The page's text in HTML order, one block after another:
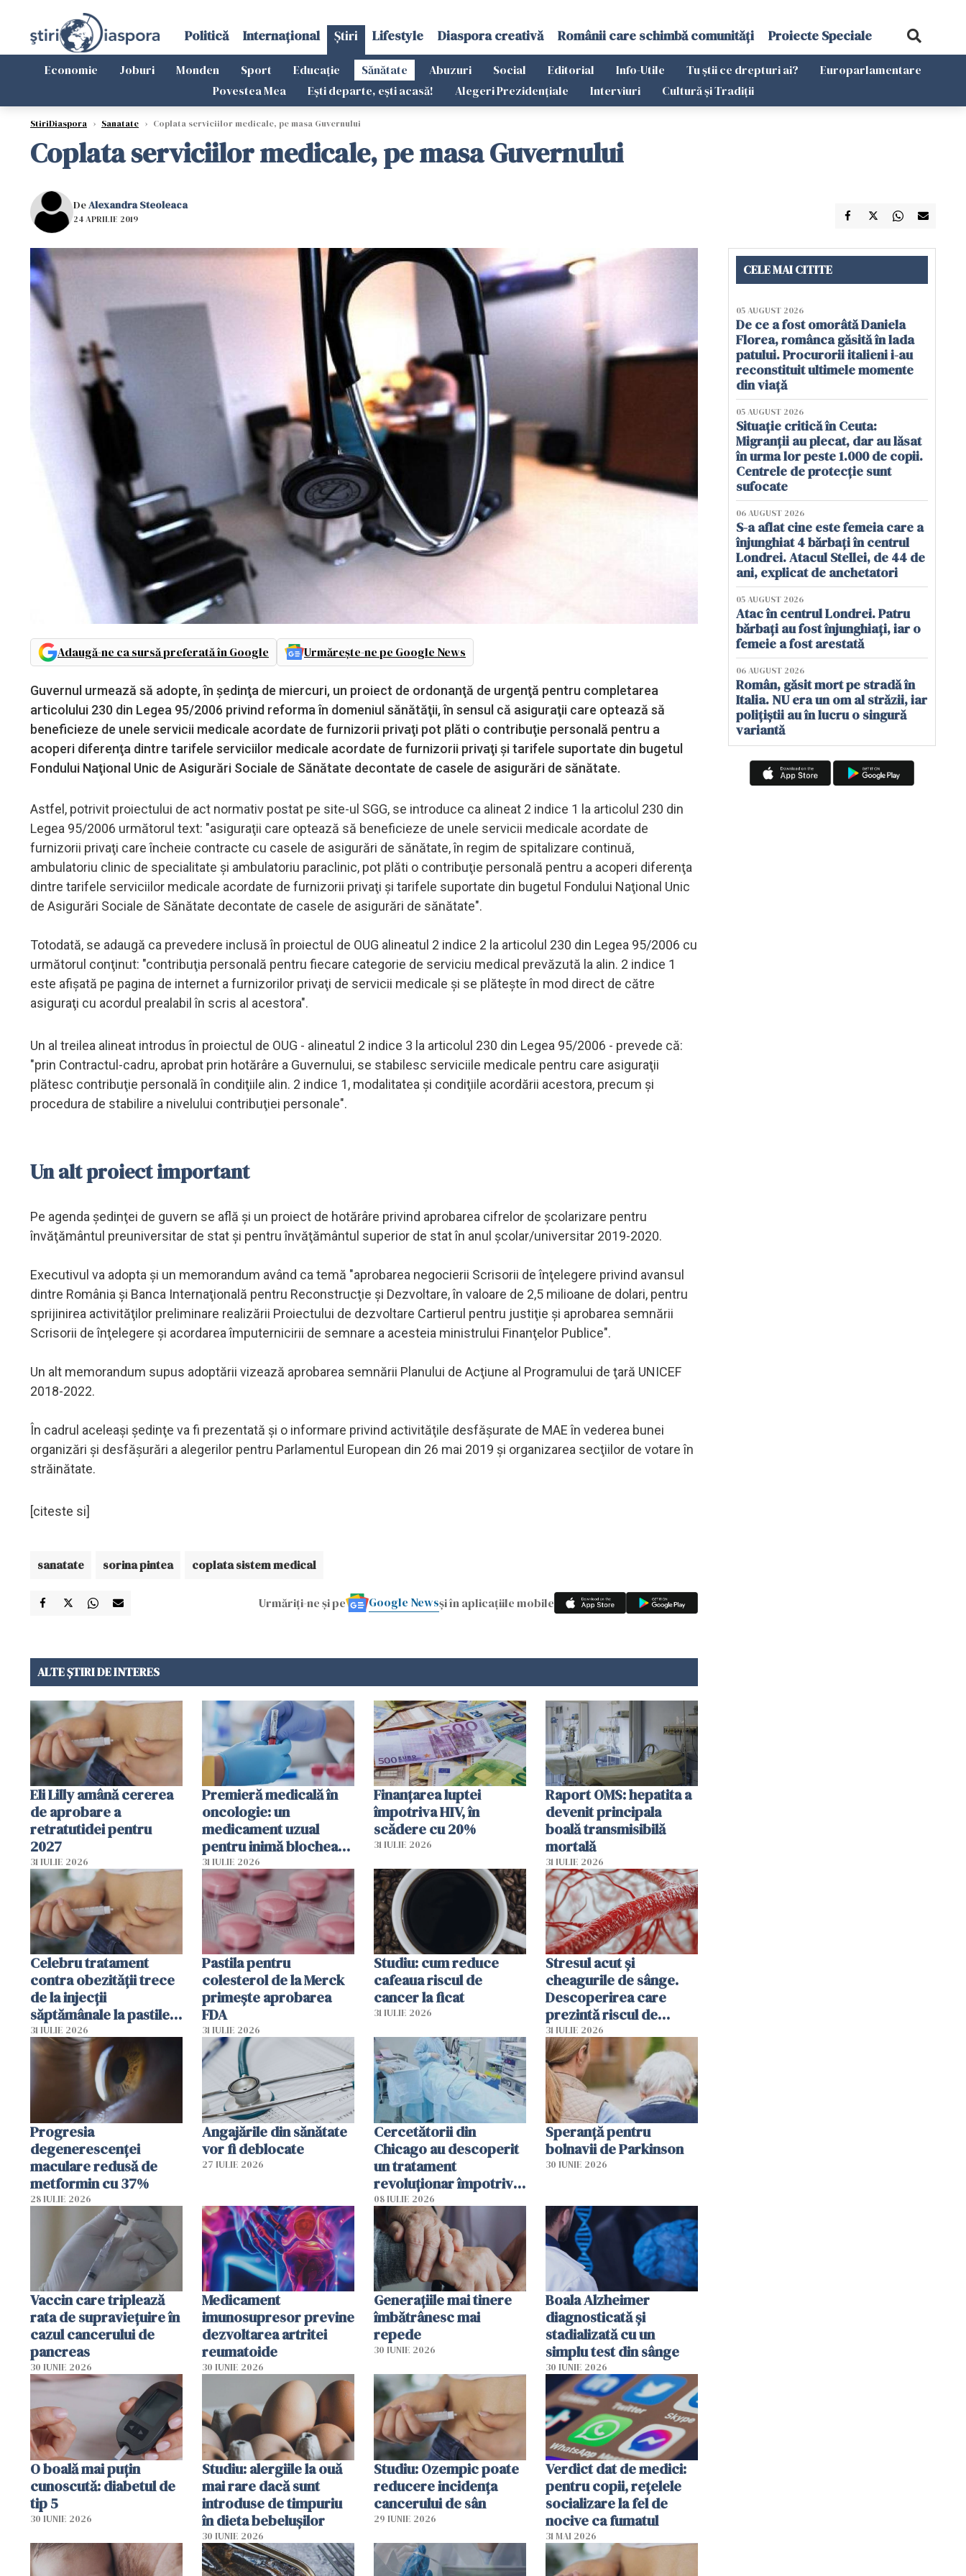
Politică Internațional Știri Lifestyle Diaspora creativă Românii care schimbă comunități Proiecte Speciale
Economie Joburi Monden Sport Educație Sănătate Abuzuri Social Editorial Info-Utile Tu știi ce drepturi ai?
Europarlamentare
Povestea Mea
Ești departe, ești acasă! Alegeri Prezidențiale Interviuri Cultură și Tradiții
StiriDiaspora › Sanatate › Coplata serviciilor medicale, pe masa Guvernului
Coplata serviciilor medicale, pe masa Guvernului
DeAlexandra Steoleaca
24 APRILIE 2019
Adaugă-ne ca sursă preferată în Google Urmărește-ne pe Google News
Guvernul urmează să adopte, în şedinţa de miercuri, un proiect de ordonanţă de urgenţă pentru completarea
articolului 230 din Legea 95/2006 privind reforma în domeniul sănătăţii, în sensul că asiguraţii care optează să
beneficieze de unele servicii medicale acordate de furnizorii privaţi pot plăti o contribuţie personală pentru a
acoperi diferenţa dintre tarifele serviciilor medicale acordate de furnizorii privaţi şi tarifele suportate din bugetul
Fondului Naţional Unic de Asigurări Sociale de Sănătate decontate de casele de asigurări de sănătate.
Astfel, potrivit proiectului de act normativ postat pe site-ul SGG, se introduce ca alineat 2 indice 1 la articolul 230 din
Legea 95/2006 următorul text: "asiguraţii care optează să beneficieze de unele servicii medicale acordate de
furnizorii privaţi care încheie contracte cu casele de asigurări de sănătate, în regim de spitalizare continuă,
ambulatoriu clinic de specialitate şi ambulatoriu paraclinic, pot plăti o contribuţie personală pentru a acoperi diferenţa
dintre tarifele serviciilor medicale acordate de furnizorii privaţi şi tarifele suportate din bugetul Fondului Naţional Unic
de Asigurări Sociale de Sănătate decontate de casele de asigurări de sănătate".
Totodată, se adaugă ca prevedere inclusă în proiectul de OUG alineatul 2 indice 2 la articolul 230 din Legea 95/2006 cu
următorul conţinut: "contribuţia personală pentru fiecare categorie de serviciu medical prevăzută la alin. 2 indice 1
este afişată pe pagina de internet a furnizorilor privaţi de servicii medicale şi se plăteşte în mod direct de către
asiguraţi cu acordul prealabil în scris al acestora".
Un al treilea alineat introdus în proiectul de OUG - alineatul 2 indice 3 la articolul 230 din Legea 95/2006 - prevede că:
"prin Contractul-cadru, aprobat prin hotărâre a Guvernului, se stabilesc serviciile medicale pentru care asiguraţii
plătesc contribuţie personală în condiţiile alin. 2 indice 1, modalitatea şi condiţiile acordării acestora, precum şi
procedura de stabilire a nivelului contribuţiei personale".
Un alt proiect important
Pe agenda şedinţei de guvern se află şi un proiect de hotărâre privind aprobarea cifrelor de şcolarizare pentru
învăţământul preuniversitar de stat şi pentru învăţământul superior de stat în anul şcolar/universitar 2019-2020.
Executivul va adopta şi un memorandum având ca temă "aprobarea negocierii Scrisorii de înţelegere privind avansul
dintre România şi Banca Internaţională pentru Reconstrucţie şi Dezvoltare, în valoare de 2,5 milioane de dolari, pentru
sprijinirea activităţilor preliminare realizării Proiectului de dezvoltare Cartierul pentru justiţie şi aprobarea semnării
Scrisorii de înţelegere şi acordarea împuternicirii de semnare a acesteia ministrului Finanţelor Publice".
Un alt memorandum supus adoptării vizează aprobarea semnării Planului de Acţiune al Programului de ţară UNICEF
2018-2022.
În cadrul aceleaşi şedinţe va fi prezentată şi o informare privind activităţile desfăşurate de MAE în vederea bunei
organizări şi desfăşurări a alegerilor pentru Parlamentul European din 26 mai 2019 şi organizarea secţiilor de votare în
străinătate.
[citeste si]
sanatate sorina pintea coplata sistem medical
Urmăriți-ne și pe Google Newsși în aplicațiile mobile
ALTE ȘTIRI DE INTERES
Eli Lilly amână cererea
de aprobare a
retratutidei pentru
2027
31 IULIE 2026
Premieră medicală în
oncologie: un
medicament uzual
pentru inimă blochează
dezvoltarea celulelor
canceroase.
31 IULIE 2026
Finanțarea luptei
împotriva HIV, în
scădere cu 20%
31 IULIE 2026
Raport OMS: hepatita a
devenit principala
boală transmisibilă
mortală
31 IULIE 2026
Celebru tratament
contra obezității trece
de la injecții
săptămânale la pastile
zilnice
31 IULIE 2026
Pastila pentru
colesterol de la Merck
primește aprobarea
FDA
31 IULIE 2026
Studiu: cum reduce
cafeaua riscul de
cancer la ficat
31 IULIE 2026
Stresul acut și
cheagurile de sânge.
Descoperirea care
prezintă riscul de
infarct
31 IULIE 2026
Progresia
degenerescenței
maculare redusă de
metformin cu 37%
28 IULIE 2026
Angajările din sănătate
vor fi deblocate
27 IULIE 2026
Cercetătorii din
Chicago au descoperit
un tratament
revoluționar împotriva
cancerului. Sunt
folosite chiar bacteriile
tumorale
08 IULIE 2026
Speranță pentru
bolnavii de Parkinson
30 IUNIE 2026
Vaccin care triplează
rata de supraviețuire în
cazul cancerului de
pancreas
30 IUNIE 2026
Medicament
imunosupresor previne
dezvoltarea artritei
reumatoide
30 IUNIE 2026
Generațiile mai tinere
îmbătrânesc mai
repede
30 IUNIE 2026
Boala Alzheimer
diagnosticată și
stadializată cu un
simplu test din sânge
30 IUNIE 2026
O boală mai puțin
cunoscută: diabetul de
tip 5
30 IUNIE 2026
Studiu: alergiile la ouă
mai rare dacă sunt
introduse de timpuriu
în dieta bebelușilor
30 IUNIE 2026
Studiu: Ozempic poate
reducere incidența
cancerului de sân
29 IUNIE 2026
Verdict dat de medici:
pentru copii, rețelele
socializare la fel de
nocive ca fumatul
31 MAI 2026
CELE MAI CITITE
05 AUGUST 2026
De ce a fost omorâtă Daniela
Florea, românca găsită în lada
patului. Procurorii italieni i-au
reconstituit ultimele momente
din viață
05 AUGUST 2026
Situație critică în Ceuta:
Migranții au plecat, dar au lăsat
în urma lor peste 1.000 de copii.
Centrele de protecție sunt
sufocate
06 AUGUST 2026
S-a aflat cine este femeia care a
înjunghiat 4 bărbați în centrul
Londrei. Atacul Stellei, de 44 de
ani, explicat de anchetatori
05 AUGUST 2026
Atac în centrul Londrei. Patru
bărbați au fost înjunghiați, iar o
femeie a fost arestată
06 AUGUST 2026
Român, găsit mort pe stradă în
Italia. NU era un om al străzii, iar
polițiștii au în lucru o singură
variantă